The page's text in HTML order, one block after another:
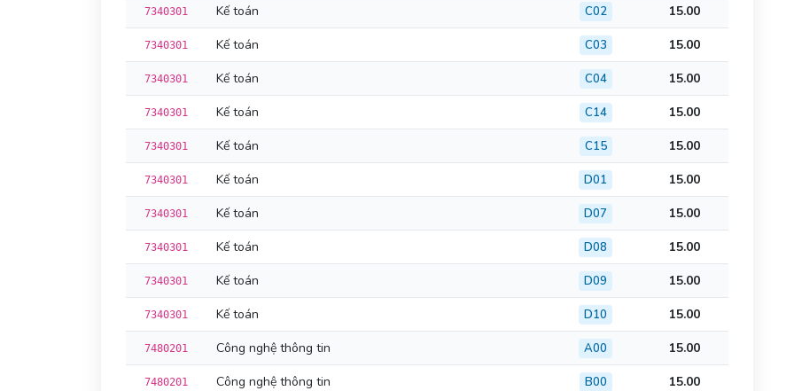
7340301 Kế toán C02 15.00
7340301 Kế toán C03 15.00
7340301 Kế toán C04 15.00
7340301 Kế toán C14 15.00
7340301 Kế toán C15 15.00
7340301 Kế toán D01 15.00
7340301 Kế toán D07 15.00
7340301 Kế toán D08 15.00
7340301 Kế toán D09 15.00
7340301 Kế toán D10 15.00
7480201 Công nghệ thông tin A00 15.00
7480201 Công nghệ thông tin B00 15.00